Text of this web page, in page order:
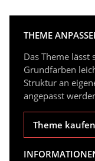
THEME
Das Theme lässt
Grundfarben
Struktur an
angepasst
Theme kaufen